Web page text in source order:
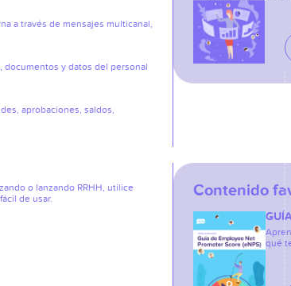
a través de mensajes multicanal,
documentos y datos del personal
aprobaciones, saldos,
o lanzando RRHH, utilice
de usar.
Contenido
qué